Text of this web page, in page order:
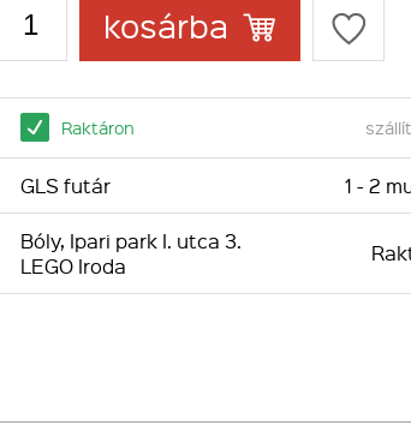
kosárba
Raktáron
GLS futár 1 - 2
Bóly, Ipari park I. utca 3.
LEGO Iroda